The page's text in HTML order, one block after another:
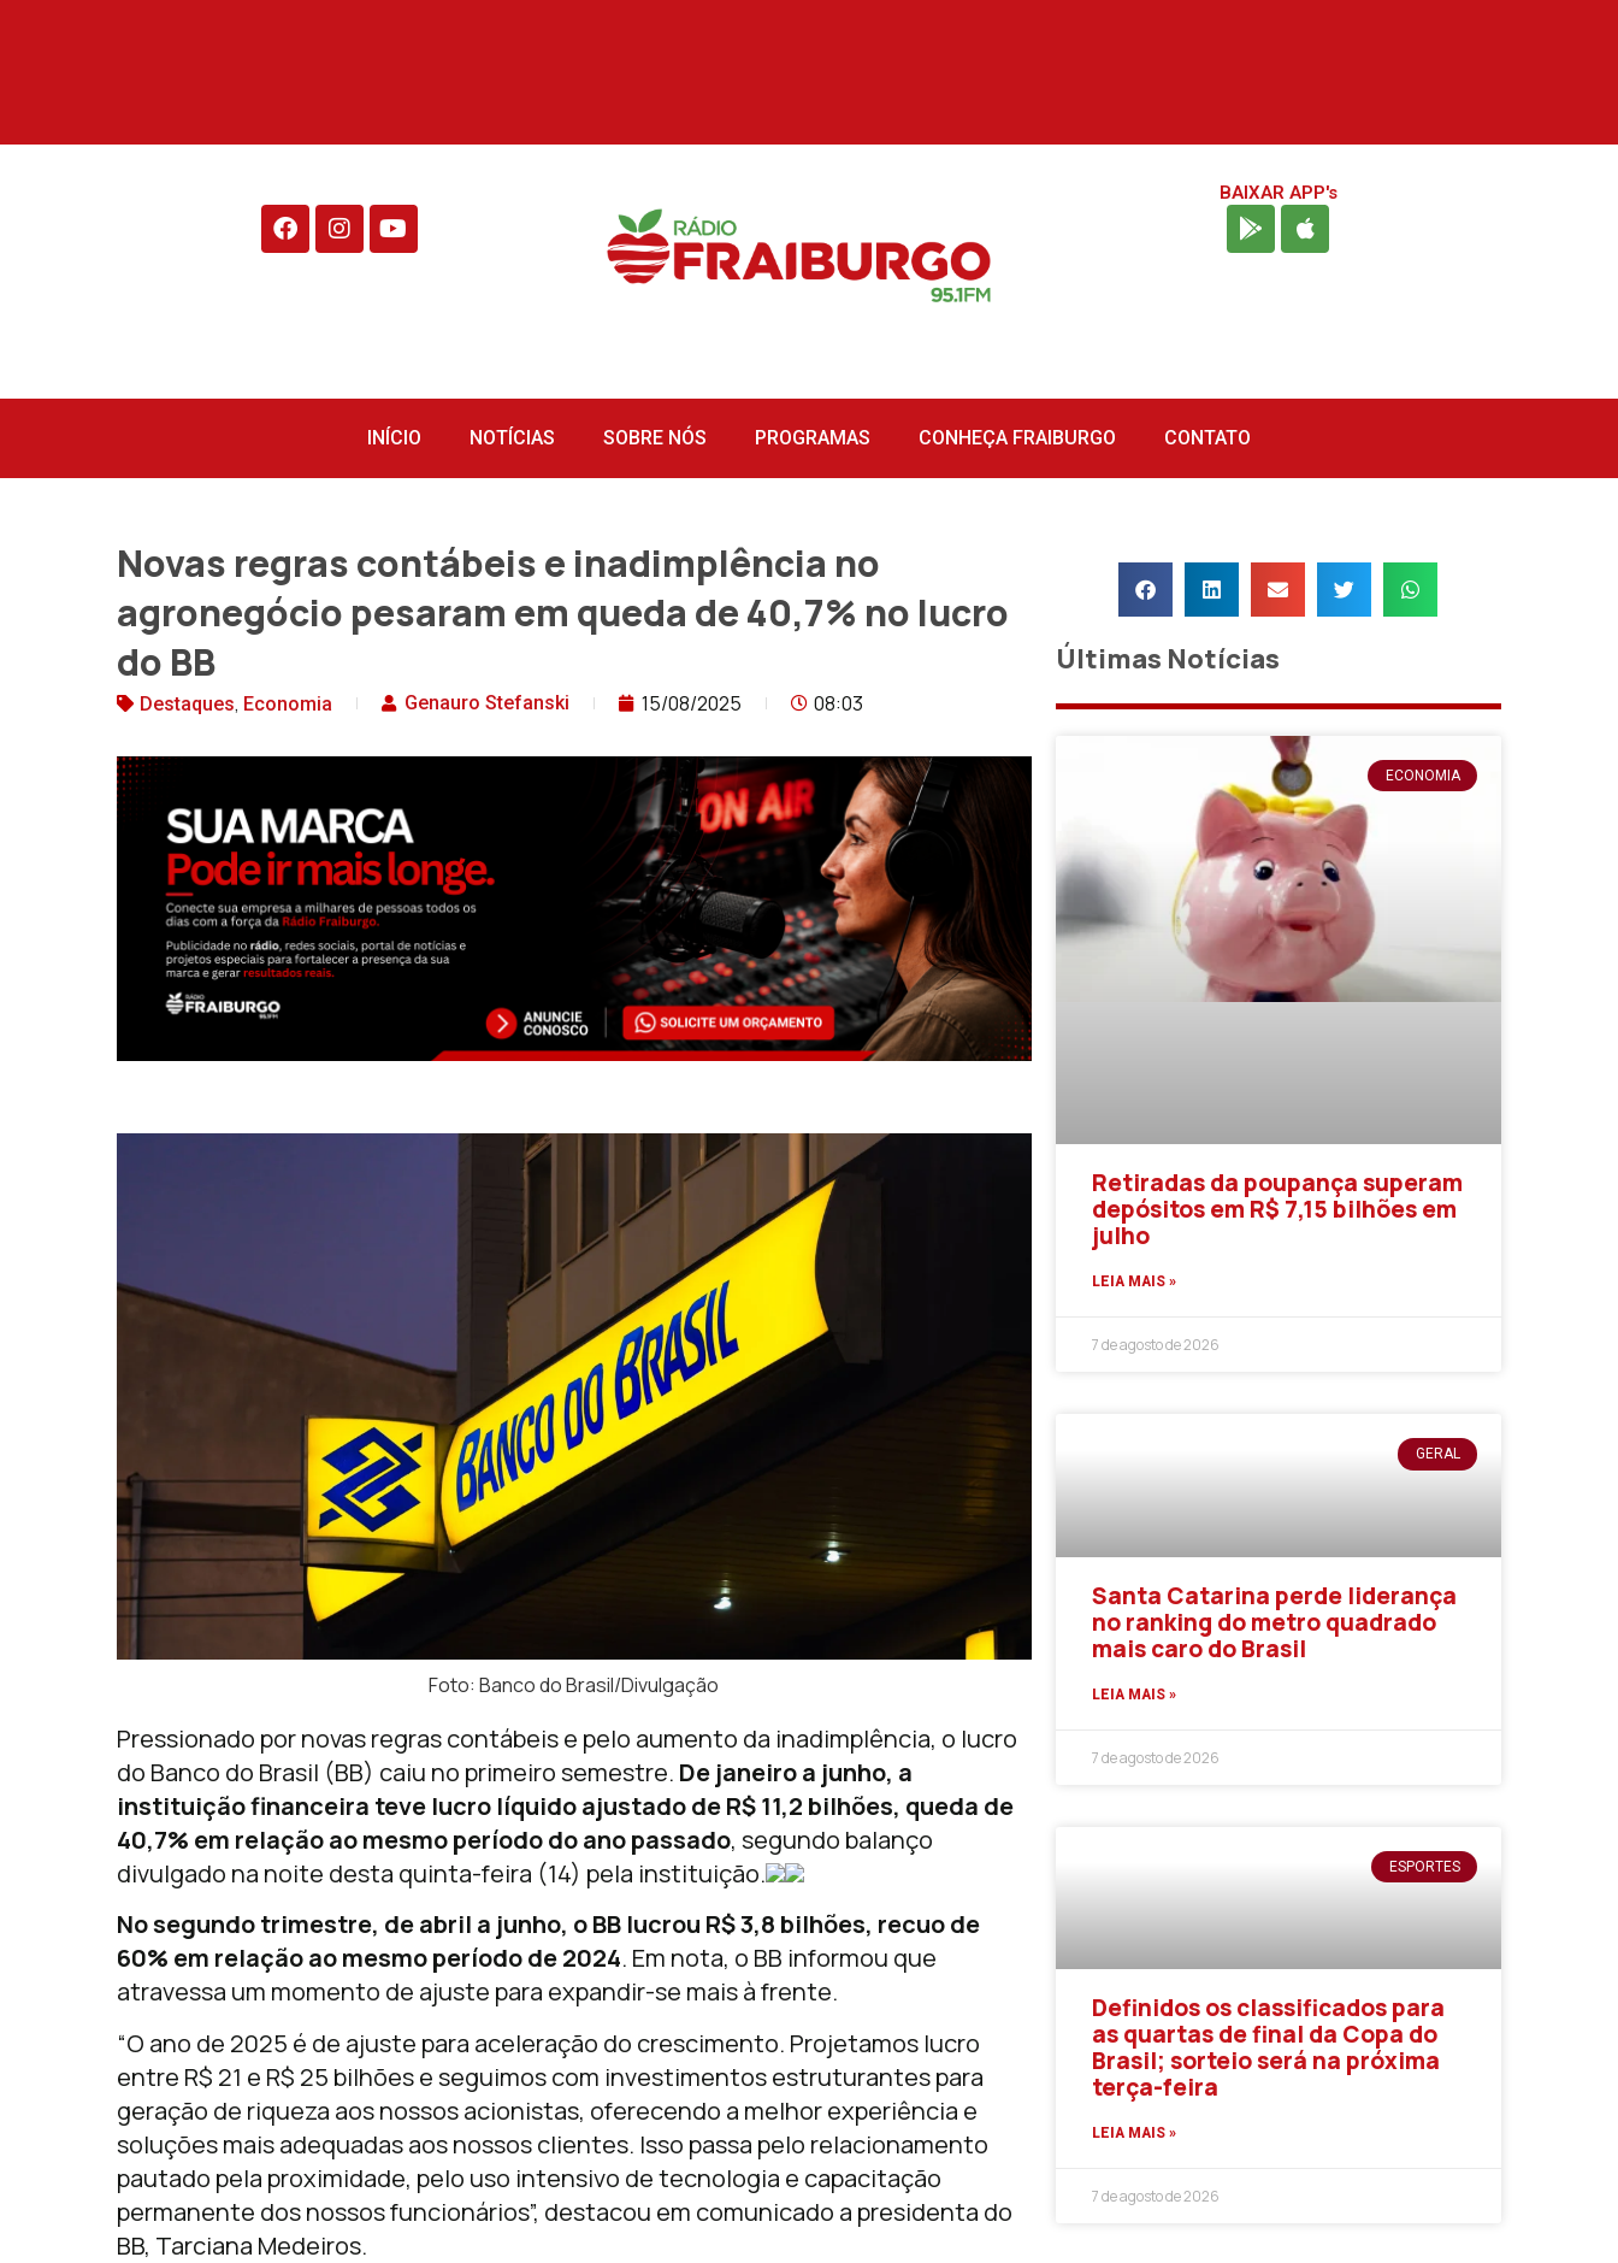
BAIXAR APP's
INÍCIO NOTÍCIAS SOBRE NÓS PROGRAMAS CONHEÇA FRAIBURGO CONTATO
Novas regras contábeis e inadimplência no
agronegócio pesaram em queda de 40,7% no lucro
do BB
Destaques, Economia Genauro Stefanski 15/08/2025 08:03
Foto: Banco do Brasil/Divulgação
Pressionado por novas regras contábeis e pelo aumento da inadimplência, o lucro
do Banco do Brasil (BB) caiu no primeiro semestre. De janeiro a junho, a
instituição financeira teve lucro líquido ajustado de R$ 11,2 bilhões, queda de
40,7% em relação ao mesmo período do ano passado, segundo balanço
divulgado na noite desta quinta-feira (14) pela instituição.
No segundo trimestre, de abril a junho, o BB lucrou R$ 3,8 bilhões, recuo de
60% em relação ao mesmo período de 2024. Em nota, o BB informou que
atravessa um momento de ajuste para expandir-se mais à frente.
“O ano de 2025 é de ajuste para aceleração do crescimento. Projetamos lucro
entre R$ 21 e R$ 25 bilhões e seguimos com investimentos estruturantes para
geração de riqueza aos nossos acionistas, oferecendo a melhor experiência e
soluções mais adequadas aos nossos clientes. Isso passa pelo relacionamento
pautado pela proximidade, pelo uso intensivo de tecnologia e capacitação
permanente dos nossos funcionários”, destacou em comunicado a presidenta do
BB, Tarciana Medeiros.
Últimas Notícias
ECONOMIA
Retiradas da poupança superam
depósitos em R$ 7,15 bilhões em
julho
LEIA MAIS »
7 de agosto de 2026
GERAL
Santa Catarina perde liderança
no ranking do metro quadrado
mais caro do Brasil
LEIA MAIS »
7 de agosto de 2026
ESPORTES
Definidos os classificados para
as quartas de final da Copa do
Brasil; sorteio será na próxima
terça-feira
LEIA MAIS »
7 de agosto de 2026